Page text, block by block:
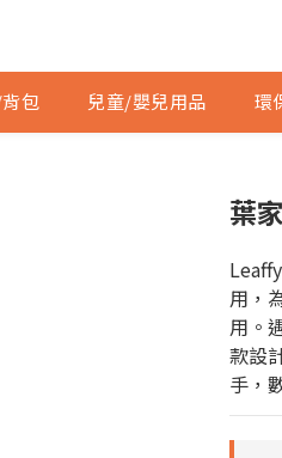
包 兒童/嬰兒用品 環
葉
用，
用。
款設
手，